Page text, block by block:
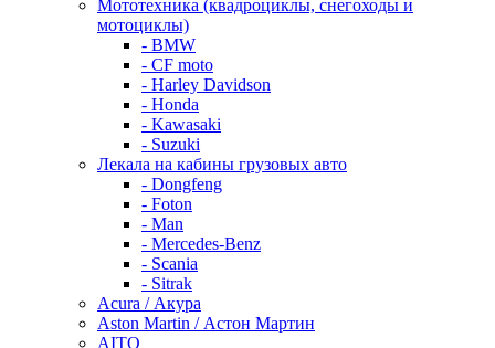
Мототехника (квадроциклы, снегоходы и
мотоциклы)
- BMW
- CF moto
- Harley Davidson
- Honda
- Kawasaki
- Suzuki
Лекала на кабины грузовых авто
- Dongfeng
- Foton
- Man
- Mercedes-Benz
- Scania
- Sitrak
Acura / Акура
Aston Martin / Астон Мартин
AITO